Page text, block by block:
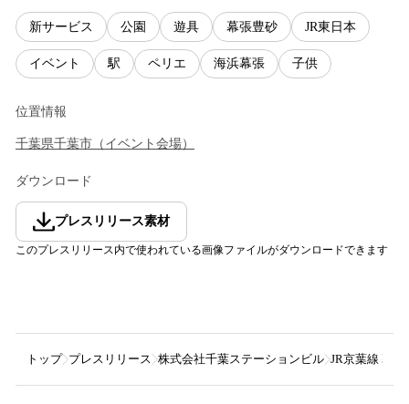
新サービス 公園 遊具 幕張豊砂 JR東日本
イベント 駅 ペリエ 海浜幕張 子供
位置情報
千葉県千葉市 （ イベント会場）
ダウンロード
プレスリリース素材
このプレスリリース内で使われている画像ファイルがダウンロードできます
トップ プレスリリース 株式会社千葉ステーションビル JR京葉線 幕